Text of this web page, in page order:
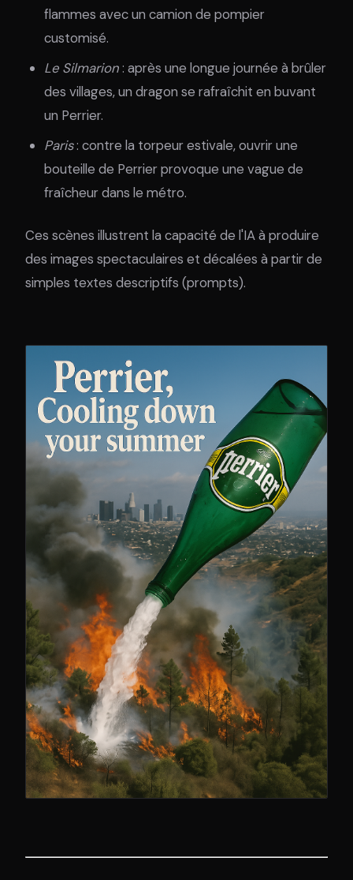
flammes avec un camion de pompier
customisé.
Le Silmarion: après une longue journée à brûler
des villages, un dragon se rafraîchit en buvant
un Perrier.
Paris: contre la torpeur estivale, ouvrir une
bouteille de Perrier provoque une vague de
fraîcheur dans le métro.
Ces scènes illustrent la capacité de l'IA à produire
des images spectaculaires et décalées à partir de
simples textes descriptifs (prompts).